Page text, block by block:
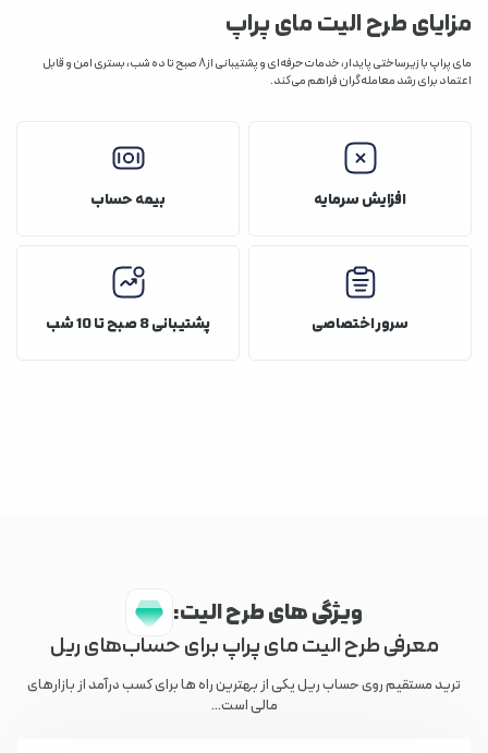
مزایای طرح الیت مای پراپ
مای پراپ با زیرساختی پایدار، خدمات حرفه‌ای و پشتیبانی از 8 صبح تا ده شب، بستری امن و قابل
اعتماد برای رشد معامله‌گران فراهم می‌کند.
افزایش سرمایه بیمه حساب
سرور اختصاصی پشتیبانی 8 صبح تا 10 شب
ویژگی های طرح الیت:
معرفی طرح الیت مای پراپ برای حساب‌های ریل
ترید مستقیم روی حساب ریل یکی از بهترین راه ها برای کسب درآمد از بازارهای
مالی است...